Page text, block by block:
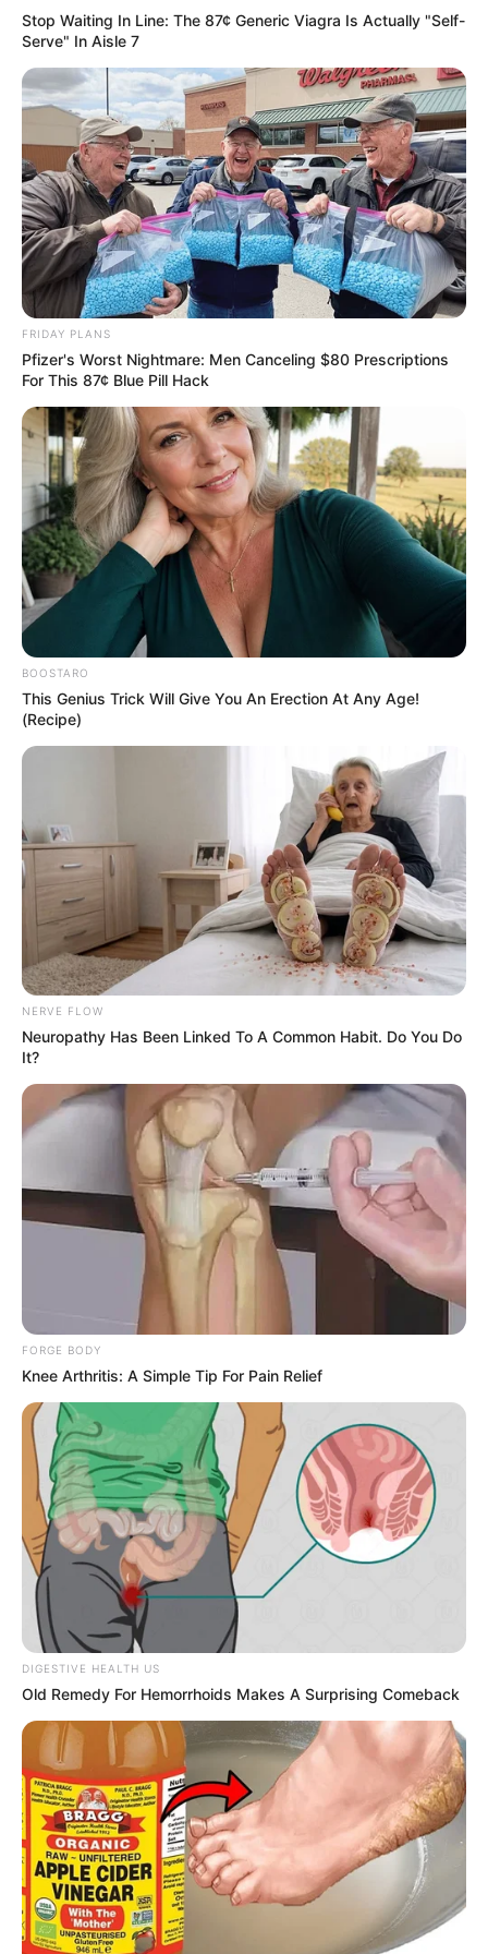
μποφόρ.
Θερμοκρασία
Στα βόρεια από 5 έως 14 βαθμούς Κελσίου.
ΘΕΣΣΑΛΙΑ
Καιρός: Νεφώσεις με τοπικές βροχές.
Ασθενείς χιονοπτώσεις θα σημειωθούν στα
ορεινά.
Άνεμοι : Ανατολικοί 3 με 4 και στις Σποράδες 4
με 5 μποφόρ.
Θερμοκρασία: Από 02 έως 12 βαθμούς Κελσίου.
Τελευταία νέα
Χάος στη Σκιάθο από 39χρονη:
Κατανάλωσε αλκοόλ με την ανήλικη
κόρη της και προκάλεσε εκτεταμένες
φθορές στο Κέντρο Υγείας
Τραγωδία στη Μύκονο: Νεκρός
42χρονος σε τροχαίο με μηχανή
αυτοκίνητο: Η σκληρή αλήθεια για την
τραγωδία με τον 72χρονο στα Άνω
Χαλκίδα: Ξυλοδαρμός συζύγου παρά το
διπλό Panic Button
Δείτε όλες τις τελευταίες
τον Κόσμο, τη στιγμή που συμβαίνουν, στοNewstok.gr.
Stop Waiting In Line: The 87¢ Generic Viagra Is Actually "Self-
Serve" In Aisle 7
FRIDAY PLANS
Pfizer's Worst Nightmare: Men Canceling $80 Prescriptions
For This 87¢ Blue Pill Hack
BOOSTARO
This Genius Trick Will Give You An Erection At Any Age!
(Recipe)
NERVE FLOW
Neuropathy Has Been Linked To A Common Habit. Do You Do
It?
FORGE BODY
Knee Arthritis: A Simple Tip For Pain Relief
DIGESTIVE HEALTH US
Old Remedy For Hemorrhoids Makes A Surprising Comeback